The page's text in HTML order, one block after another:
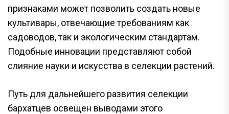
признаками может позволить создать новые
культивары, отвечающие требованиям как
садоводов, так и экологическим стандартам.
Подобные инновации представляют собой
слияние науки и искусства в селекции растений.
Путь для дальнейшего развития селекции
бархатцев освещен выводами этого